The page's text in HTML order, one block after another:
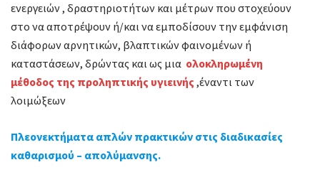
ενεργειών , δραστηριοτήτων και μέτρων που στοχεύουν
στο να αποτρέψουν ή/και να εμποδίσουν την εμφάνιση
διάφορων αρνητικών, βλαπτικών φαινομένων ή
καταστάσεων, δρώντας και ως μια ολοκληρωμένη
μέθοδος της προληπτικής υγιεινής ,έναντι των
λοιμώξεων
Πλεονεκτήματα απλών πρακτικών στις διαδικασίες
καθαρισμού – απολύμανσης.